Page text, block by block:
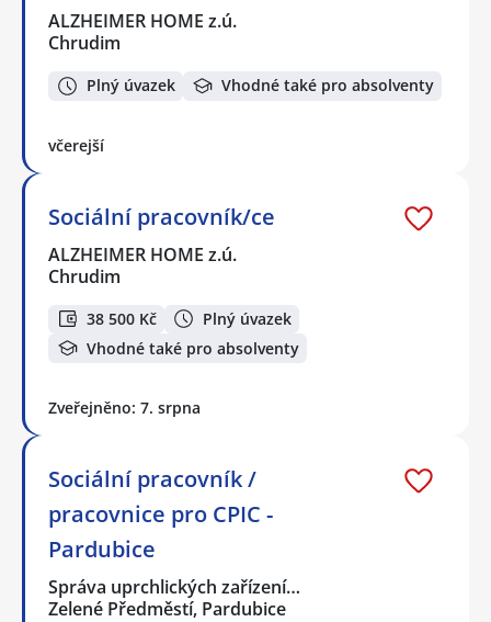
ALZHEIMER HOME z.ú.
Chrudim
Plný úvazek Vhodné také pro absolventy
včerejší
Sociální pracovník/ce
ALZHEIMER HOME z.ú.
Chrudim
38 500 Kč
Plný úvazek
Vhodné také pro absolventy
Zveřejněno: 7. srpna
Sociální pracovník /
pracovnice pro CPIC -
Pardubice
Správa uprchlických zařízení…
Zelené Předměstí, Pardubice